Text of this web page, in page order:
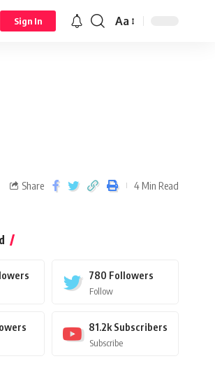
Sign In Aa
Share 4 Min Read
780 Followers
Follow
81.2k Subscribers
Subscribe